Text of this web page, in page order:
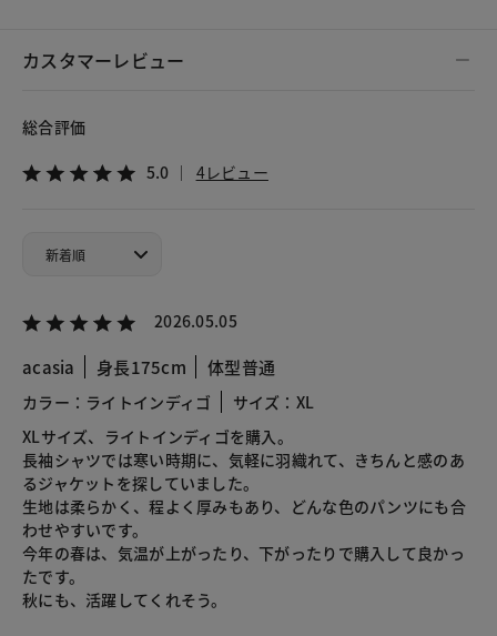
カスタマーレビュー
総合評価
5.0 4レビュー
2026.05.05
acasia 身長175cm 体型普通
カラー：ライトインディゴ
サイズ：XL
XLサイズ、ライトインディゴを購入。
長袖シャツでは寒い時期に、気軽に羽織れて、きちんと感のあ
るジャケットを探していました。
生地は柔らかく、程よく厚みもあり、どんな色のパンツにも合
わせやすいです。
今年の春は、気温が上がったり、下がったりで購入して良かっ
たです。
秋にも、活躍してくれそう。